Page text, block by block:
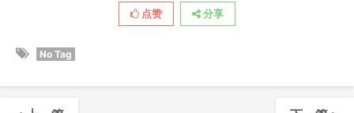
点赞 分享
No Tag